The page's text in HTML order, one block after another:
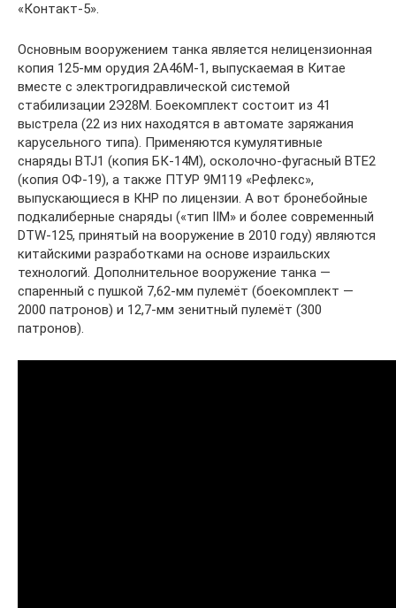
«Контакт-5».
Основным вооружением танка является нелицензионная
копия 125-мм орудия 2А46М-1, выпускаемая в Китае
вместе с электрогидравлической системой
стабилизации 2Э28М. Боекомплект состоит из 41
выстрела (22 из них находятся в автомате заряжания
карусельного типа). Применяются кумулятивные
снаряды BTJ1 (копия БК-14М), осколочно-фугасный ВТЕ2
(копия ОФ-19), а также ПТУР 9М119 «Рефлекс»,
выпускающиеся в КНР по лицензии. А вот бронебойные
подкалиберные снаряды («тип IIM» и более современный
DTW-125, принятый на вооружение в 2010 году) являются
китайскими разработками на основе израильских
технологий. Дополнительное вооружение танка —
спаренный с пушкой 7,62-мм пулемёт (боекомплект —
2000 патронов) и 12,7-мм зенитный пулемёт (300
патронов).